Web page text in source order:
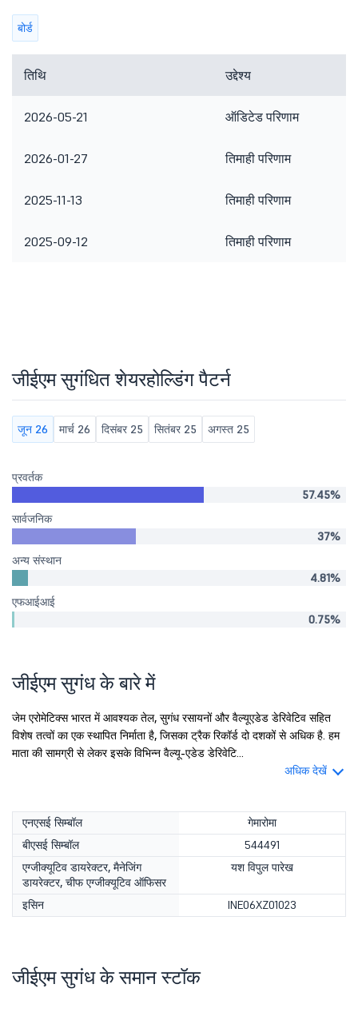
बोर्ड
तिथि उद्देश्य
2026-05-21 ऑडिटेड परिणाम
2026-01-27 तिमाही परिणाम
2025-11-13 तिमाही परिणाम
2025-09-12 तिमाही परिणाम
जीईएम सुगंधित शेयरहोल्डिंग पैटर्न
जून 26 मार्च 26 दिसंबर 25 सितंबर 25 अगस्त 25
प्रवर्तक
57.45%
सार्वजनिक
37%
अन्य संस्थान
4.81%
एफआईआई
0.75%
जीईएम सुगंध के बारे में
जेम एरोमेटिक्स भारत में आवश्यक तेल, सुगंध रसायनों और वैल्यूएडेड डेरिवेटिव सहित
विशेष तत्वों का एक स्थापित निर्माता है, जिसका ट्रैक रिकॉर्ड दो दशकों से अधिक है. हम
माता की सामग्री से लेकर इसके विभिन्न वैल्यू-एडेड डेरिवेटि...
अधिक देखें
एनएसई सिम्बॉल
गेमारोमा
बीएसई सिम्बॉल
544491
एग्जीक्यूटिव डायरेक्टर, मैनेजिंग
डायरेक्टर, चीफ एग्जीक्यूटिव ऑफिसर
यश विपुल पारेख
इसिन INE06XZ01023
जीईएम सुगंध के समान स्टॉक